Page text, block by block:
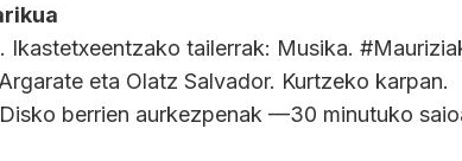
. Ikastetxeentzako tailerrak: Musika.
eta Olatz Salvador. Kurtzeko karpan.
berrien aurkezpenak —30 minutuko